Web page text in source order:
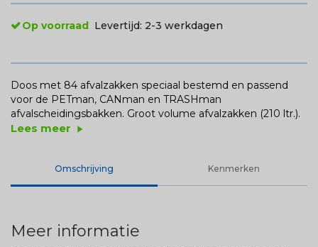
Op voorraad Levertijd: 2-3 werkdagen
Doos met 84 afvalzakken speciaal bestemd en passend
voor de PETman, CANman en TRASHman
afvalscheidingsbakken. Groot volume afvalzakken (210 ltr.).
Lees meer play_arrow
Omschrijving Kenmerken
Meer informatie